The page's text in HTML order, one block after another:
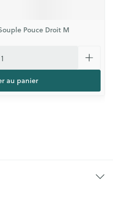
Pouce Droit M
au panier